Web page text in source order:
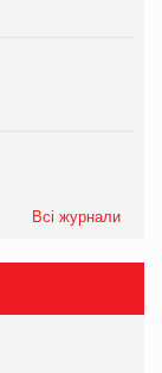
Всі журнали